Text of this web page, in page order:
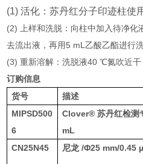
(1)活化：苏丹红分子印迹柱使
(2) 上样和洗脱：向柱中加入待净化
去流出液，再用5 mL乙酸乙酯进行
(3)重新溶解：洗脱液40℃氮吹近干
订购信息
货号
描述
MIPSD500
6
Clover®苏丹红检测
mL
CN25N45 尼龙 /Φ25 mm/0.45